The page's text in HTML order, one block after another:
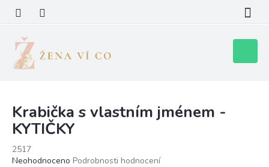
obsah
košík
Krabička s vlastním jménem -
KYTIČKY
2517
Průměrné
Neohodnoceno Podrobnosti hodnocení